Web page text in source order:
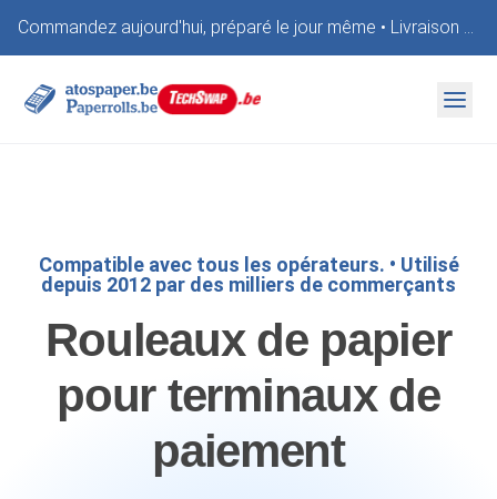
Commandez aujourd'hui, préparé le jour même • Livraison offerte • Paiement à 14 jours
Compatible avec tous les opérateurs. • Utilisé
depuis 2012 par des milliers de commerçants
Rouleaux de papier
pour terminaux de
paiement